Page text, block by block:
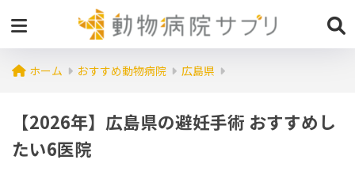
ホーム おすすめ動物病院 広島県
【2026年】広島県の避妊手術 おすすめし
たい6医院